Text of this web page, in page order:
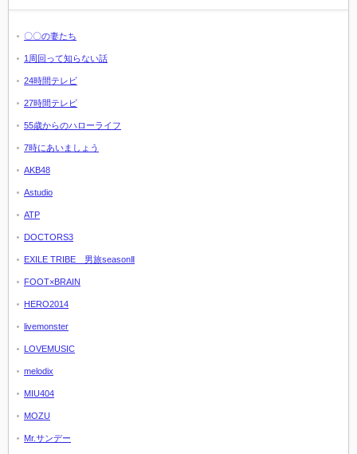
〇〇の妻たち
1周回って知らない話
24時間テレビ
27時間テレビ
55歳からのハローライフ
7時にあいましょう
AKB48
Astudio
ATP
DOCTORS3
EXILE TRIBE 男旅seasonⅡ
FOOT×BRAIN
HERO2014
livemonster
LOVEMUSIC
melodix
MIU404
MOZU
Mr.サンデー